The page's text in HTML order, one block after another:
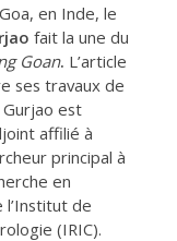
en Inde, le
fait la une du
Goan. L’article
ses travaux de
est
affilié à
principal à
en
de
(IRIC).